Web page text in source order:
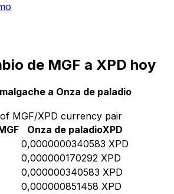
de MGF a XPD hoy
a Onza de paladio
MGF/XPD currency pair
Onza de paladioXPD
0,0000000340583 XPD
0,000000170292 XPD
0,000000340583 XPD
0,000000851458 XPD